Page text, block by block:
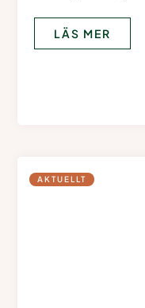
LÄS MER
AKTUELLT